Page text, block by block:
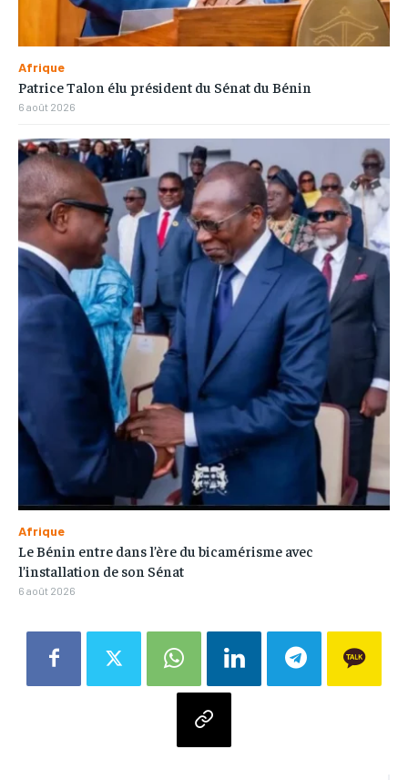
Afrique
Patrice Talon élu président du Sénat du Bénin
6 août 2026
Afrique
Le Bénin entre dans l’ère du bicamérisme avec
l’installation de son Sénat
6 août 2026